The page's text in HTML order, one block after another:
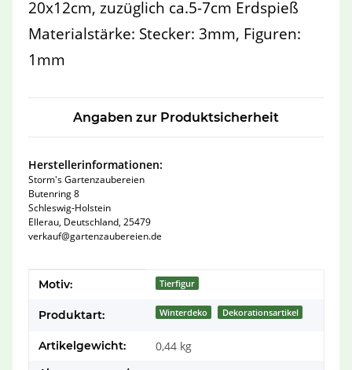
20x12cm, zuzüglich ca.5-7cm Erdspieß
Materialstärke: Stecker: 3mm, Figuren:
1mm
Angaben zur Produktsicherheit
Herstellerinformationen:
Storm's Gartenzaubereien
Butenring 8
Schleswig-Holstein
Ellerau, Deutschland, 25479
verkauf@gartenzaubereien.de
Produkteigenschaft
Wert
Motiv: Tierfigur
Produktart: Winterdeko Dekorationsartikel
Artikelgewicht: 0,44 kg